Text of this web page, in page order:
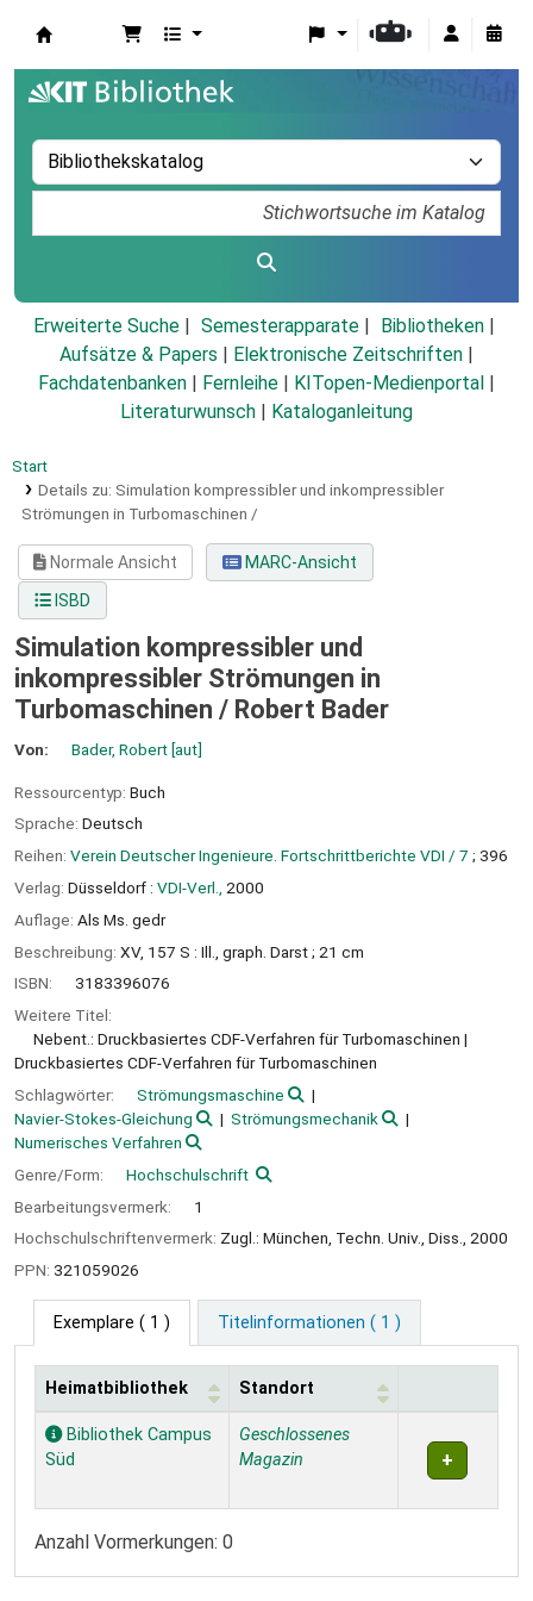
Erweiterte Suche Semesterapparate
Bibliotheken
Aufsätze & Papers
Elektronische Zeitschriften
Fachdatenbanken
Fernleihe KITopen-Medienportal
Literaturwunsch
Kataloganleitung
Start
Details zu: Simulation kompressibler und inkompressibler
Strömungen in Turbomaschinen /
Normale Ansicht
MARC-Ansicht
ISBD
Simulation kompressibler und
inkompressibler Strömungen in
Turbomaschinen / Robert Bader
Von: Bader, Robert[aut]
Ressourcentyp: Buch
Sprache: Deutsch
Reihen: Verein Deutscher Ingenieure. Fortschrittberichte VDI / 7 ; 396
Verlag: Düsseldorf : VDI-Verl.,
2000
Auflage: Als Ms. gedr
Beschreibung: XV, 157 S : Ill., graph. Darst ; 21 cm
ISBN:
3183396076
Weitere Titel:
Nebent.: Druckbasiertes CDF-Verfahren für Turbomaschinen
Druckbasiertes CDF-Verfahren für Turbomaschinen
Schlagwörter:
Strömungsmaschine
Navier-Stokes-Gleichung
Strömungsmechanik
Numerisches Verfahren
Genre/Form:
Hochschulschrift
Bearbeitungsvermerk:
1
Hochschulschriftenvermerk: Zugl.: München, Techn. Univ., Diss., 2000
PPN: 321059026
Exemplare ( 1 ) Titelinformationen ( 1 )
Exemplare
Heimatbibliothek Standort
Bibliothek Campus
Süd
Geschlossenes
Magazin
Anzahl Vormerkungen: 0